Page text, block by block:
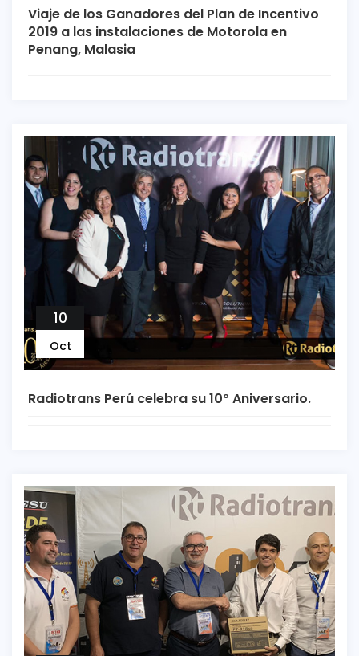
Viaje de los Ganadores del Plan de Incentivo
2019 a las instalaciones de Motorola en
Penang, Malasia
10
Oct
Radiotrans Perú celebra su 10º Aniversario.